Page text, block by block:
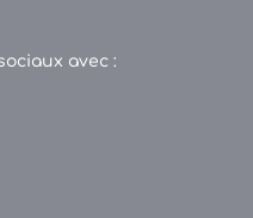
avec :